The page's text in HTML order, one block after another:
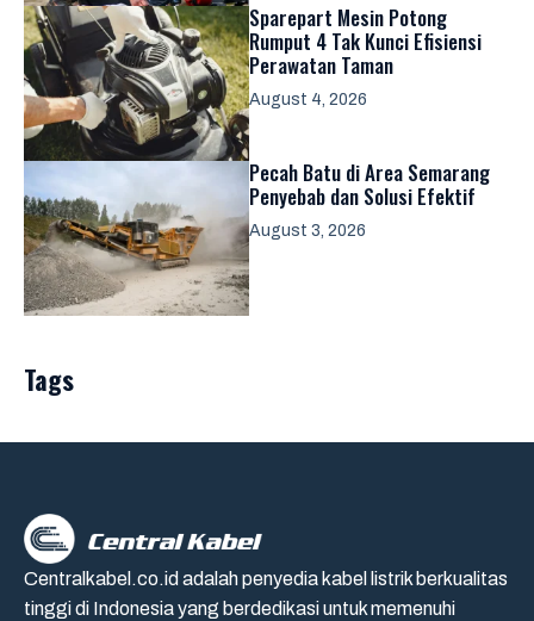
Sparepart Mesin Potong
Rumput 4 Tak Kunci Efisiensi
Perawatan Taman
August 4, 2026
Pecah Batu di Area Semarang
Penyebab dan Solusi Efektif
August 3, 2026
Tags
Centralkabel.co.id adalah penyedia kabel listrik berkualitas
tinggi di Indonesia yang berdedikasi untuk memenuhi